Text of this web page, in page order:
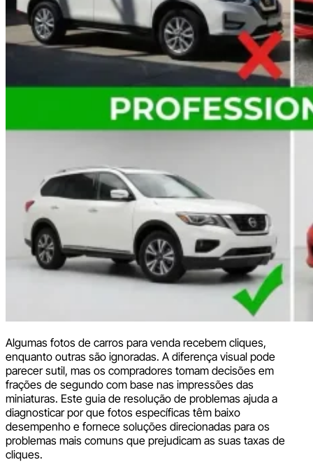
Algumas fotos de carros para venda recebem cliques,
enquanto outras são ignoradas. A diferença visual pode
parecer sutil, mas os compradores tomam decisões em
frações de segundo com base nas impressões das
miniaturas. Este guia de resolução de problemas ajuda a
diagnosticar por que fotos específicas têm baixo
desempenho e fornece soluções direcionadas para os
problemas mais comuns que prejudicam as suas taxas de
cliques.